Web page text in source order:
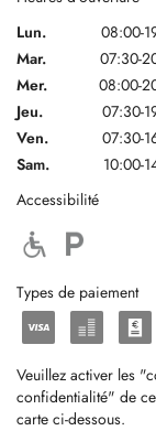
Lun.
08:00-
Mar.
07:30-
Mer.
08:00-
Jeu.
07:30-
Ven.
07:30-
Sam.
10:00-
Accessibilité
Types de paiement
Veuillez activer les
confidentialité" de
carte ci-dessous.